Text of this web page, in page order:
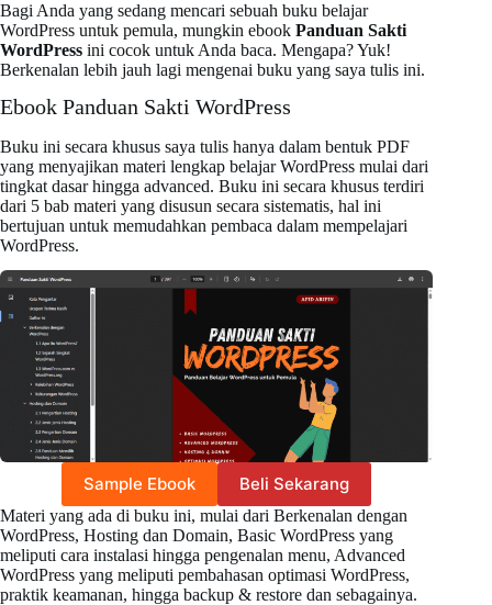
Bagi Anda yang sedang mencari sebuah buku belajar
WordPress untuk pemula, mungkin ebook Panduan Sakti
WordPress ini cocok untuk Anda baca. Mengapa? Yuk!
Berkenalan lebih jauh lagi mengenai buku yang saya tulis ini.
Ebook Panduan Sakti WordPress
Buku ini secara khusus saya tulis hanya dalam bentuk PDF
yang menyajikan materi lengkap belajar WordPress mulai dari
tingkat dasar hingga advanced. Buku ini secara khusus terdiri
dari 5 bab materi yang disusun secara sistematis, hal ini
bertujuan untuk memudahkan pembaca dalam mempelajari
WordPress.
Sample Ebook Beli Sekarang
Materi yang ada di buku ini, mulai dari Berkenalan dengan
WordPress, Hosting dan Domain, Basic WordPress yang
meliputi cara instalasi hingga pengenalan menu, Advanced
WordPress yang meliputi pembahasan optimasi WordPress,
praktik keamanan, hingga backup & restore dan sebagainya.